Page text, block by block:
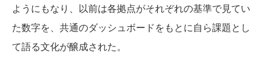
ようにもなり、以前は各拠点がそれぞれの基準で見てい
た数字を、共通のダッシュボードをもとに自ら課題とし
て語る文化が醸成された。